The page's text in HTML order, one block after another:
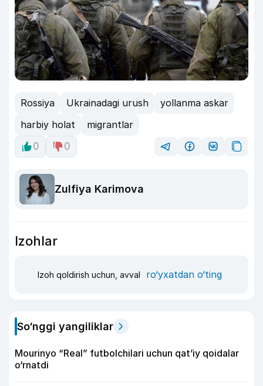
Rossiya Ukrainadagi urush
yollanma askar
harbiy holat
migrantlar
0
0
Zulfiya Karimova
Izohlar
Izoh qoldirish uchun, avval ro‘yxatdan o‘ting
So‘nggi yangiliklar
Mourinyo “Real” futbolchilari uchun qat’iy qoidalar
o‘rnatdi